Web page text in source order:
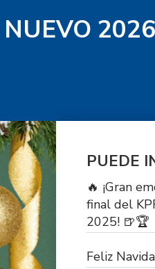
2026
PUEDE
🔥 ¡Gran
final del
2025! 🍺🏆
Feliz